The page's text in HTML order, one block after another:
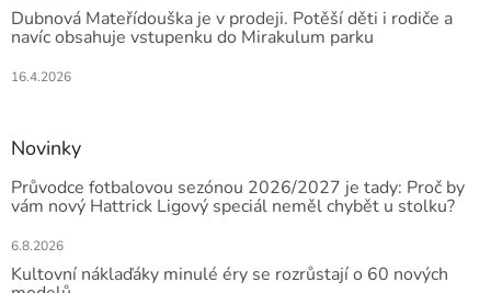
Dubnová Mateřídouška je v prodeji. Potěší děti i rodiče a
navíc obsahuje vstupenku do Mirakulum parku
16.4.2026
Novinky
Průvodce fotbalovou sezónou 2026/2027 je tady: Proč by
vám nový Hattrick Ligový speciál neměl chybět u stolku?
6.8.2026
Kultovní náklaďáky minulé éry se rozrůstají o 60 nových